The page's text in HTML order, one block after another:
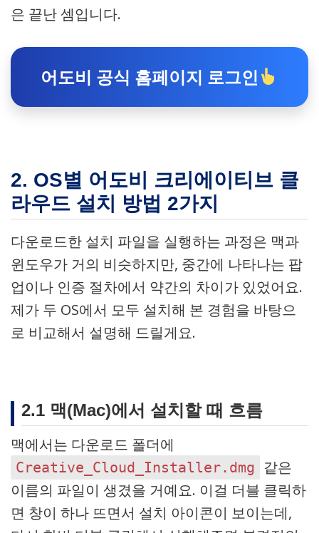
은 끝난 셈입니다.
어도비 공식 홈페이지 로그인
2. OS별 어도비 크리에이티브 클
라우드 설치 방법 2가지
다운로드한 설치 파일을 실행하는 과정은 맥과
윈도우가 거의 비슷하지만, 중간에 나타나는 팝
업이나 인증 절차에서 약간의 차이가 있었어요.
제가 두 OS에서 모두 설치해 본 경험을 바탕으
로 비교해서 설명해 드릴게요.
2.1 맥(Mac)에서 설치할 때 흐름
맥에서는 다운로드 폴더에
Creative_Cloud_Installer.dmg
같은
이름의 파일이 생겼을 거예요. 이걸 더블 클릭하
면 창이 하나 뜨면서 설치 아이콘이 보이는데,